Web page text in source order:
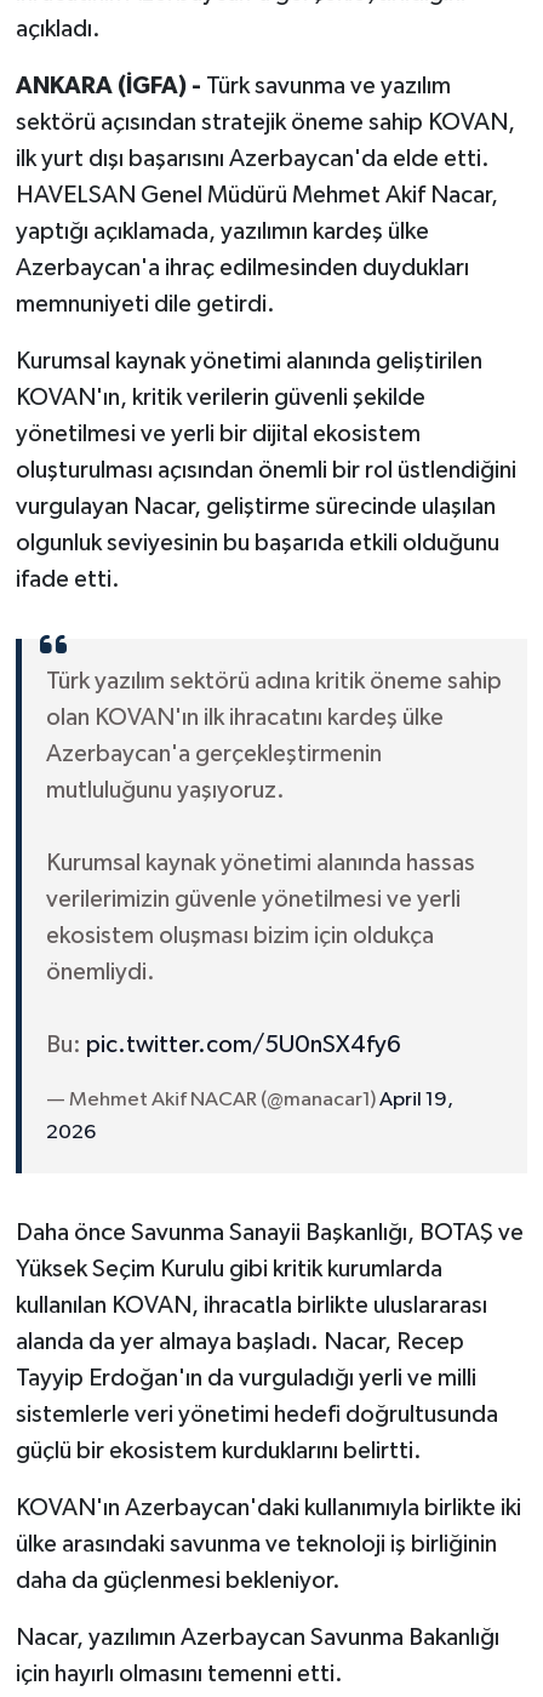
açıkladı.
ANKARA (İGFA) - Türk savunma ve yazılım
sektörü açısından stratejik öneme sahip KOVAN,
ilk yurt dışı başarısını Azerbaycan'da elde etti.
HAVELSAN Genel Müdürü Mehmet Akif Nacar,
yaptığı açıklamada, yazılımın kardeş ülke
Azerbaycan'a ihraç edilmesinden duydukları
memnuniyeti dile getirdi.
Kurumsal kaynak yönetimi alanında geliştirilen
KOVAN'ın, kritik verilerin güvenli şekilde
yönetilmesi ve yerli bir dijital ekosistem
oluşturulması açısından önemli bir rol üstlendiğini
vurgulayan Nacar, geliştirme sürecinde ulaşılan
olgunluk seviyesinin bu başarıda etkili olduğunu
ifade etti.
Türk yazılım sektörü adına kritik öneme sahip
olan KOVAN'ın ilk ihracatını kardeş ülke
Azerbaycan'a gerçekleştirmenin
mutluluğunu yaşıyoruz.
Kurumsal kaynak yönetimi alanında hassas
verilerimizin güvenle yönetilmesi ve yerli
ekosistem oluşması bizim için oldukça
önemliydi.
Bu: pic.twitter.com/5U0nSX4fy6
— Mehmet Akif NACAR (@manacar1)April 19,
2026
Daha önce Savunma Sanayii Başkanlığı, BOTAŞ ve
Yüksek Seçim Kurulu gibi kritik kurumlarda
kullanılan KOVAN, ihracatla birlikte uluslararası
alanda da yer almaya başladı. Nacar, Recep
Tayyip Erdoğan'ın da vurguladığı yerli ve milli
sistemlerle veri yönetimi hedefi doğrultusunda
güçlü bir ekosistem kurduklarını belirtti.
KOVAN'ın Azerbaycan'daki kullanımıyla birlikte iki
ülke arasındaki savunma ve teknoloji iş birliğinin
daha da güçlenmesi bekleniyor.
Nacar, yazılımın Azerbaycan Savunma Bakanlığı
için hayırlı olmasını temenni etti.